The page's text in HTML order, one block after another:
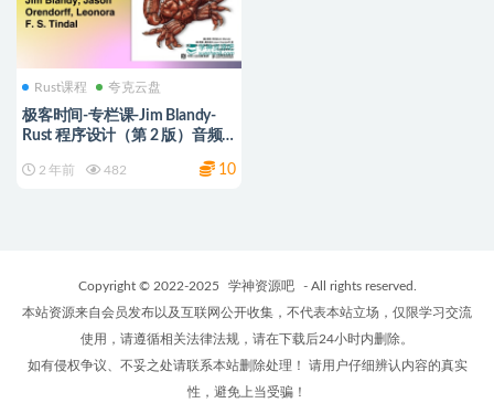
Rust课程 夸克云盘
极客时间-专栏课-Jim Blandy-
Rust 程序设计（第 2 版）音频
2 年前 482 10
Copyright © 2022-2025 学神资源吧
- All rights reserved.
本站资源来自会员发布以及互联网公开收集，不代表本站立场，仅限学习交流
使用，请遵循相关法律法规，请在下载后24小时内删除。
如有侵权争议、不妥之处请联系本站删除处理！ 请用户仔细辨认内容的真实
性，避免上当受骗！